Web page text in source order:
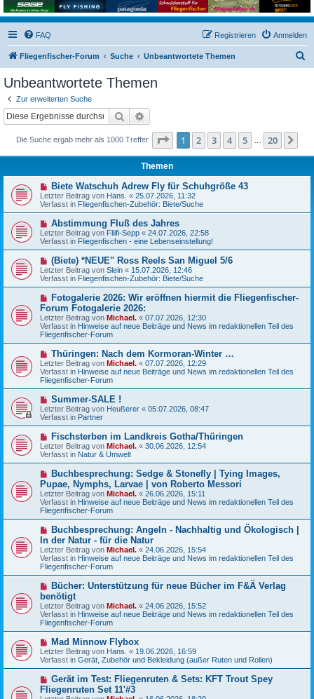
FAQ Anmelden
Registrieren
Fliegenfischer-Forum Suche Unbeantwortete Themen
Unbeantwortete Themen
Zur erweiterten Suche
Suche
Die Suche ergab mehr als 1000 Treffer Seite 1von 20
1 2 3 4 5 20
Themen
N
e
u
e
B
e
i
t
a
g
Biete Watschuh Adrew Fly für Schuhgröße 43
Letzter Beitrag von Hans. « 25.07.2026, 11:32
Verfasst in Fliegenfischen-Zubehör: Biete/Suche
N
e
u
e
B
e
i
t
a
g
Abstimmung Fluß des Jahres
Letzter Beitrag von Fliifi-Sepp « 24.07.2026, 22:58
Verfasst in Fliegenfischen - eine Lebenseinstellung!
N
e
u
e
B
e
i
t
r
a
g
(Biete) *NEUE" Ross Reels San Miguel 5/6
Letzter Beitrag von Slein « 15.07.2026, 12:46
Verfasst in Fliegenfischen-Zubehör: Biete/Suche
N
u
e
r
B
e
t
r
a
g
Fotogalerie 2026: Wir eröffnen hiermit die Fliegenfischer-
Forum Fotogalerie 2026:
Letzter Beitrag von Michael. « 07.07.2026, 12:30
Verfasst in Hinweise auf neue Beiträge und News im redaktionellen Teil des
Fliegenfischer-Forum
N
e
u
e
r
B
e
i
t
r
g
Thüringen: Nach dem Kormoran-Winter …
Letzter Beitrag von Michael. « 07.07.2026, 12:29
Verfasst in Hinweise auf neue Beiträge und News im redaktionellen Teil des
Fliegenfischer-Forum
N
e
u
e
B
e
i
t
a
g
Summer-SALE !
Letzter Beitrag von Heußerer « 05.07.2026, 08:47
Verfasst in Partner
N
e
u
e
B
e
i
t
r
a
g
Fischsterben im Landkreis Gotha/Thüringen
Letzter Beitrag von Michael. « 30.06.2026, 12:54
Verfasst in Natur & Umwelt
N
u
e
r
B
e
t
r
a
g
Buchbesprechung: Sedge & Stonefly | Tying Images,
Pupae, Nymphs, Larvae | von Roberto Messori
Letzter Beitrag von Michael. « 26.06.2026, 15:11
Verfasst in Hinweise auf neue Beiträge und News im redaktionellen Teil des
Fliegenfischer-Forum
N
u
e
r
B
e
t
r
a
g
Buchbesprechung: Angeln - Nachhaltig und Ökologisch |
In der Natur - für die Natur
Letzter Beitrag von Michael. « 24.06.2026, 15:54
Verfasst in Hinweise auf neue Beiträge und News im redaktionellen Teil des
Fliegenfischer-Forum
N
u
e
r
B
e
t
r
a
g
Bücher: Unterstützung für neue Bücher im F&Ä Verlag
benötigt
Letzter Beitrag von Michael. « 24.06.2026, 15:52
Verfasst in Hinweise auf neue Beiträge und News im redaktionellen Teil des
Fliegenfischer-Forum
N
e
u
e
B
e
Mad Minnow Flybox
Letzter Beitrag von Hans. « 19.06.2026, 16:59
Verfasst in Gerät, Zubehör und Bekleidung (außer Ruten und Rollen)
N
e
u
Gerät im Test: Fliegenruten & Sets: KFT Trout Spey
Fliegenruten Set 11'#3